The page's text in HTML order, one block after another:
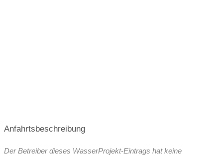
Anfahrtsbeschreibung
Der Betreiber dieses WasserProjekt-Eintrags hat keine